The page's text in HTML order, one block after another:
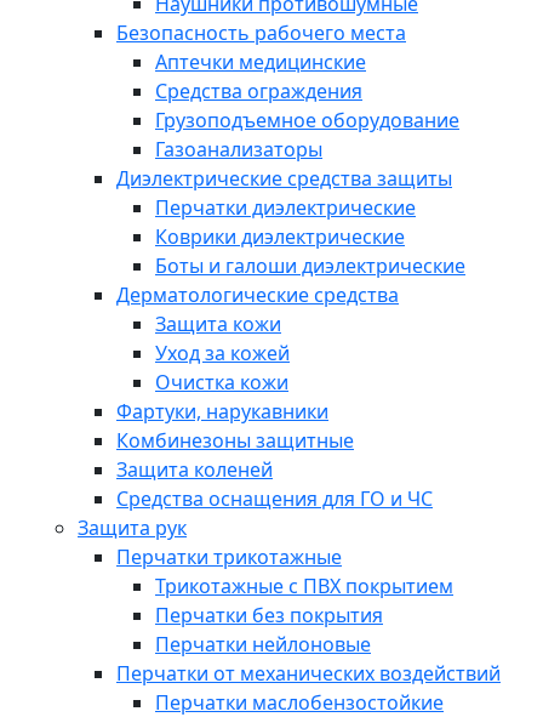
Безопасность рабочего места
Аптечки медицинские
Средства ограждения
Грузоподъемное оборудование
Газоанализаторы
Диэлектрические средства защиты
Перчатки диэлектрические
Коврики диэлектрические
Боты и галоши диэлектрические
Дерматологические средства
Защита кожи
Уход за кожей
Очистка кожи
Фартуки, нарукавники
Комбинезоны защитные
Защита коленей
Средства оснащения для ГО и ЧС
Защита рук
Перчатки трикотажные
Трикотажные с ПВХ покрытием
Перчатки без покрытия
Перчатки нейлоновые
Перчатки от механических воздействий
Перчатки маслобензостойкие